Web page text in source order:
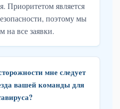
Приоритетом является
поэтому мы
на все заявки.
мне следует
вашей команды для